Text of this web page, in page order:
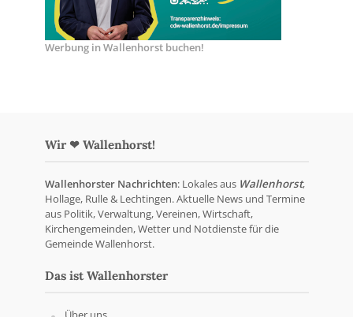
Werbung in Wallenhorst buchen!
Wir ❤ Wallenhorst!
Wallenhorster Nachrichten: Lokales aus Wallenhorst,
Hollage, Rulle & Lechtingen. Aktuelle News und Termine
aus Politik, Verwaltung, Vereinen, Wirtschaft,
Kirchengemeinden, Wetter und Notdienste für die
Gemeinde Wallenhorst.
Das ist Wallenhorster